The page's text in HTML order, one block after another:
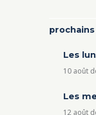
Les
10 août
Les
12 août